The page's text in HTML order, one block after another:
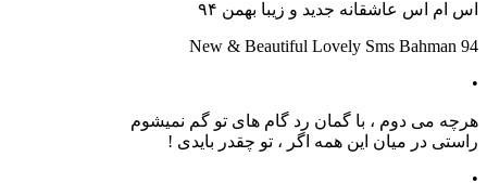
اس ام اس عاشقانه جدید و زیبا بهمن ۹۴
New & Beautiful Lovely Sms Bahman 94
•
هرچه می دوم ، با گمان رد گام های تو گم نمیشوم
راستی در میان این همه اگر ، تو چقدر بایدی !
•